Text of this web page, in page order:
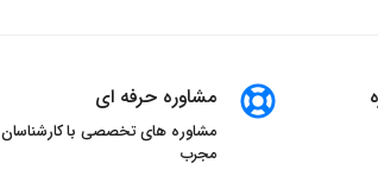
مشاوره حرفه ای
مشاوره های تخصصی با کارشناسان
مجرب